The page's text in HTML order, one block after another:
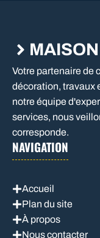
Votre partenaire de
décoration, travaux
notre équipe
services, nous
corresponde.
NAVIGATION
Accueil
Plan du site
À propos
Nous contacter